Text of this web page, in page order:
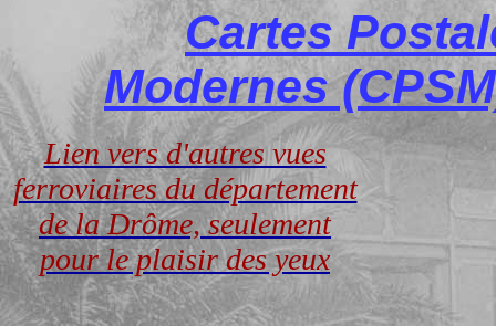
Cartes
Modernes
Lien vers d'autres vues
ferroviaires du département
de la Drôme, seulement
pour le plaisir des yeux